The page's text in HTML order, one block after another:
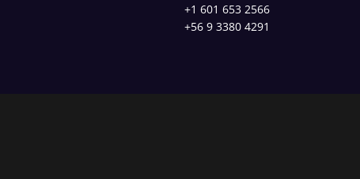
+1 601 653 2566
+56 9 3380 4291